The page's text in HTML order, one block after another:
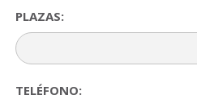
PLAZAS:
TELÉFONO: